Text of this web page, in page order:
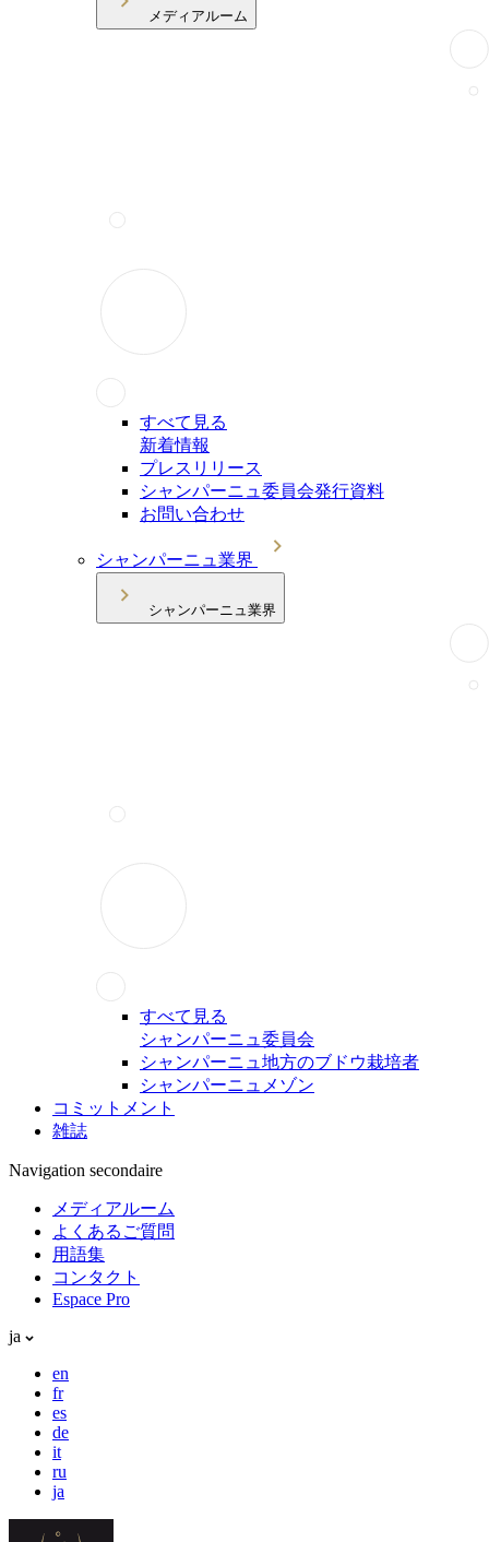
メディアルーム
すべて見る
新着情報
プレスリリース
シャンパーニュ委員会発行資料
お問い合わせ
シャンパーニュ業界
シャンパーニュ業界
すべて見る
シャンパーニュ委員会
シャンパーニュ地方のブドウ栽培者
シャンパーニュメゾン
コミットメント
雑誌
Navigation secondaire
メディアルーム
よくあるご質問
用語集
コンタクト
Espace Pro
ja
en
fr
es
de
it
ru
ja